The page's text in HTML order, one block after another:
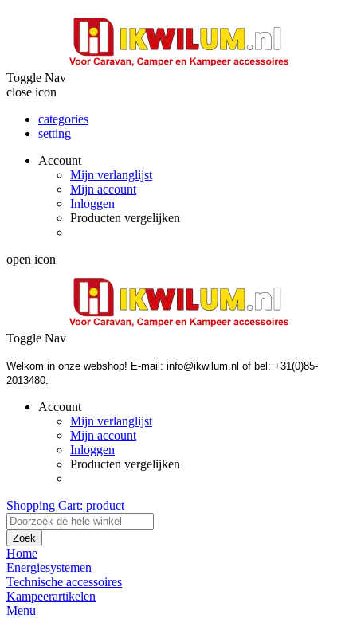
Toggle Nav
close icon
categories
setting
Account
Mijn verlanglijst
Mijn account
Inloggen
Producten vergelijken
open icon
Toggle Nav
Welkom in onze webshop! E-mail: info@ikwilum.nl of bel: +31(0)85-
2013480.
Account
Mijn verlanglijst
Mijn account
Inloggen
Producten vergelijken
Shopping Cart: product
Zoek
Home
Energiesystemen
Technische accessoires
Kampeerartikelen
Menu